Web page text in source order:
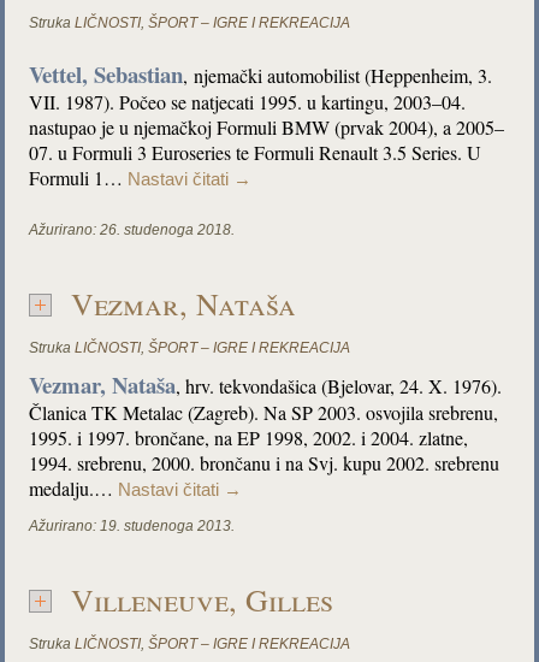
Struka LIČNOSTI,ŠPORT – IGRE I REKREACIJA
Vettel, Sebastian, njemački automobilist (Heppenheim, 3.
VII. 1987). Počeo se natjecati 1995. u kartingu, 2003–04.
nastupao je u njemačkoj Formuli BMW (prvak 2004), a 2005–
07. u Formuli 3 Euroseries te Formuli Renault 3.5 Series. U
Formuli 1… Nastavi čitati →
Ažurirano: 26. studenoga 2018.
Vezmar, Nataša
Struka LIČNOSTI,ŠPORT – IGRE I REKREACIJA
Vezmar, Nataša, hrv. tekvondašica (Bjelovar, 24. X. 1976).
Članica TK Metalac (Zagreb). Na SP 2003. osvojila srebrenu,
1995. i 1997. brončane, na EP 1998, 2002. i 2004. zlatne,
1994. srebrenu, 2000. brončanu i na Svj. kupu 2002. srebrenu
medalju.… Nastavi čitati →
Ažurirano: 19. studenoga 2013.
Villeneuve, Gilles
Struka LIČNOSTI,ŠPORT – IGRE I REKREACIJA